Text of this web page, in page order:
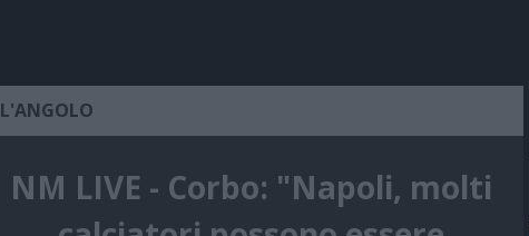
L'ANGOLO
NM LIVE - Corbo: "Napoli, molti